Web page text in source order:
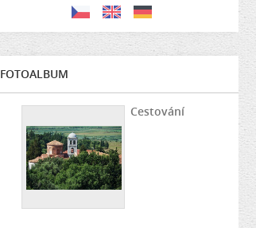
FOTOALBUM
Cestování